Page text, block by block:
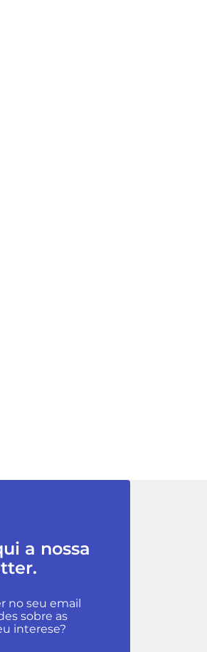
a nossa
no seu email
sobre as
interese?